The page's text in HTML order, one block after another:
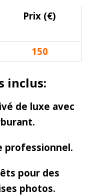
Prix (€)
150
inclus:
de luxe avec
professionnel.
pour des
photos.